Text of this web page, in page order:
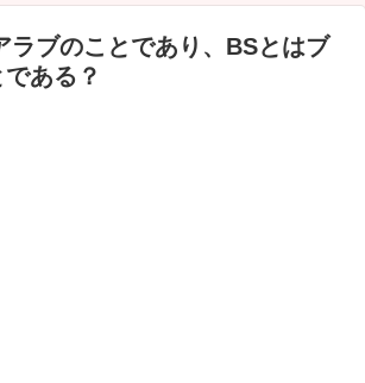
ラブのことであり、BSとはブ
ある？